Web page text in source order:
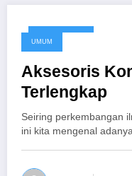
April 25, 2016
UMUM
Aksesoris
Terlengkap
Seiring perkembangan
ini kita mengenal